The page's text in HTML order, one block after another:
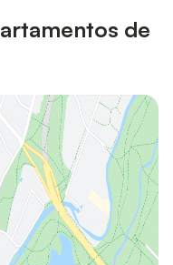
de